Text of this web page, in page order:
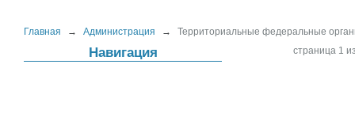
Главная → Администрация → Территориальные федеральные
Навигация страница 1